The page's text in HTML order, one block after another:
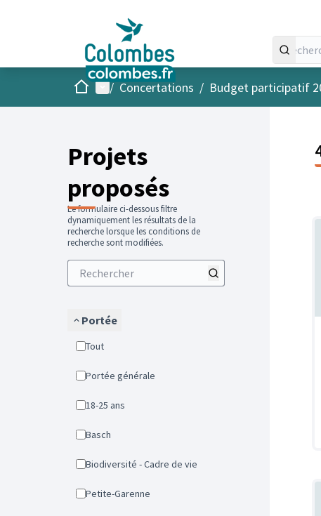
AccueilMenu principal
/ Concertations / Budget participatif
Projets
proposés
Le formulaire ci-dessous filtre
dynamiquement les résultats de la
recherche lorsque les conditions de
recherche sont modifiées.
Portée
Tout
Portée générale
18-25 ans
Basch
Biodiversité - Cadre de vie
Petite-Garenne